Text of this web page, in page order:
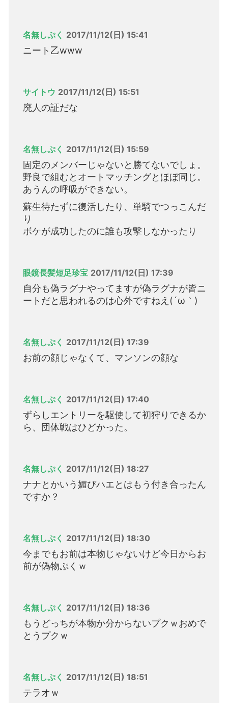
名無しぷく 2017/11/12(日) 15:41
ニート乙www
サイトウ 2017/11/12(日) 15:51
廃人の証だな
名無しぷく 2017/11/12(日) 15:59
固定のメンバーじゃないと勝てないでしょ。
野良で組むとオートマッチングとほぼ同じ。
あうんの呼吸ができない。
蘇生待たずに復活したり、単騎でつっこんだ
り
ボケが成功したのに誰も攻撃しなかったり
眼鏡長髪短足珍宝 2017/11/12(日) 17:39
自分も偽ラグナやってますが偽ラグナが皆ニ
ートだと思われるのは心外ですねえ(´ω｀)
名無しぷく 2017/11/12(日) 17:39
お前の顔じゃなくて、マンソンの顔な
名無しぷく 2017/11/12(日) 17:40
ずらしエントリーを駆使して初狩りできるか
ら、団体戦はひどかった。
名無しぷく 2017/11/12(日) 18:27
ナナとかいう媚びハエとはもう付き合ったん
ですか？
名無しぷく 2017/11/12(日) 18:30
今までもお前は本物じゃないけど今日からお
前が偽物ぷくｗ
名無しぷく 2017/11/12(日) 18:36
もうどっちが本物か分からないプクｗおめで
とうプクｗ
名無しぷく 2017/11/12(日) 18:51
テラオｗ